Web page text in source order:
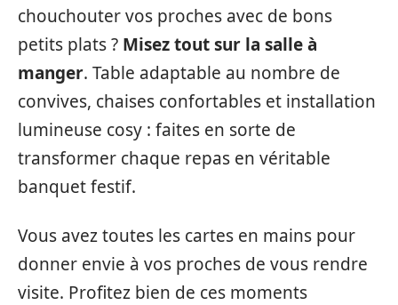
chouchouter vos proches avec de bons
petits plats ? Misez tout sur la salle à
manger. Table adaptable au nombre de
convives, chaises confortables et installation
lumineuse cosy : faites en sorte de
transformer chaque repas en véritable
banquet festif.
Vous avez toutes les cartes en mains pour
donner envie à vos proches de vous rendre
visite. Profitez bien de ces moments